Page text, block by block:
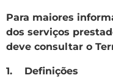
Para maiores
dos serviços
deve consultar o
1. Definições